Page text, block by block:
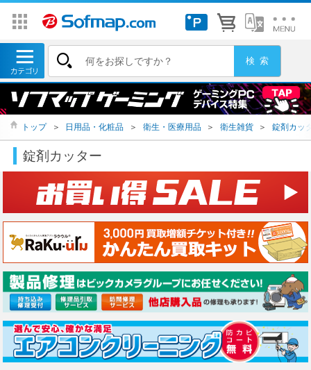
トップ ＞ 日用品・化粧品 ＞ 衛生・医療用品 ＞ 衛生雑貨 ＞ 錠剤カッ
錠剤カッター